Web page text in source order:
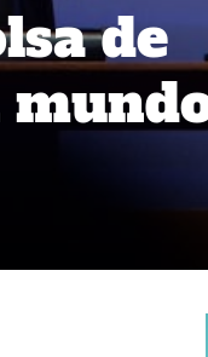
de